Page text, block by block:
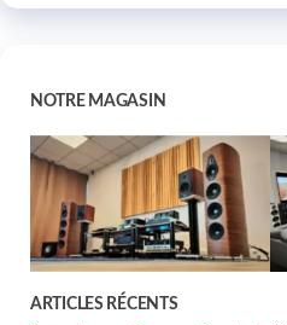
NOTRE MAGASIN
ARTICLES RÉCENTS